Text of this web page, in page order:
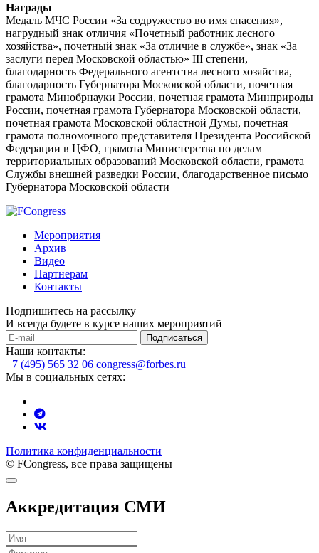
Награды
Медаль МЧС России «За содружество во имя спасения»,
нагрудный знак отличия «Почетный работник лесного
хозяйства», почетный знак «За отличие в службе», знак «За
заслуги перед Московской областью» III степени,
благодарность Федерального агентства лесного хозяйства,
благодарность Губернатора Московской области, почетная
грамота Минобрнауки России, почетная грамота Минприроды
России, почетная грамота Губернатора Московской области,
почетная грамота Московской областной Думы, почетная
грамота полномочного представителя Президента Российской
Федерации в ЦФО, грамота Министерства по делам
территориальных образований Московской области, грамота
Службы внешней разведки России, благодарственное письмо
Губернатора Московской области
Мероприятия
Архив
Видео
Партнерам
Контакты
Подпишитесь на рассылку
И всегда будете в курсе наших мероприятий
Подписаться
Наши контакты:
+7 (495) 565 32 06 congress@forbes.ru
Мы в социальных сетях:
Политика конфиденциальности
© FCongress, все права защищены
Аккредитация СМИ